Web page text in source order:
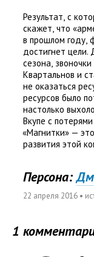
Результат, с
скажет, что «
в прошлом году,
достигнет цели.
сезона,
Квартальнов и
не оказаться
ресурсов было
настолько
Вкупе с
«Магнитки» —
развития этой
Персона:
22 апреля 2016 •
1